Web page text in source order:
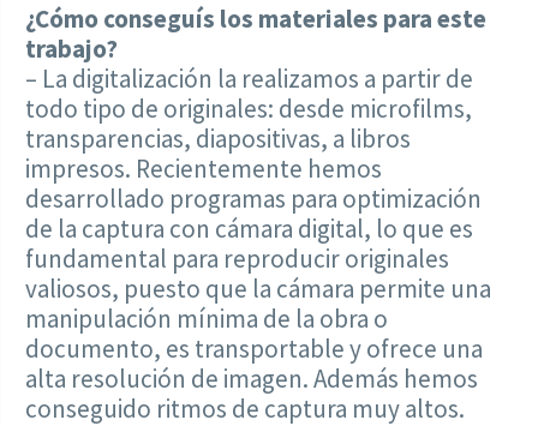
¿Cómo conseguís los materiales para este
trabajo?
– La digitalización la realizamos a partir de
todo tipo de originales: desde microfilms,
transparencias, diapositivas, a libros
impresos. Recientemente hemos
desarrollado programas para optimización
de la captura con cámara digital, lo que es
fundamental para reproducir originales
valiosos, puesto que la cámara permite una
manipulación mínima de la obra o
documento, es transportable y ofrece una
alta resolución de imagen. Además hemos
conseguido ritmos de captura muy altos.